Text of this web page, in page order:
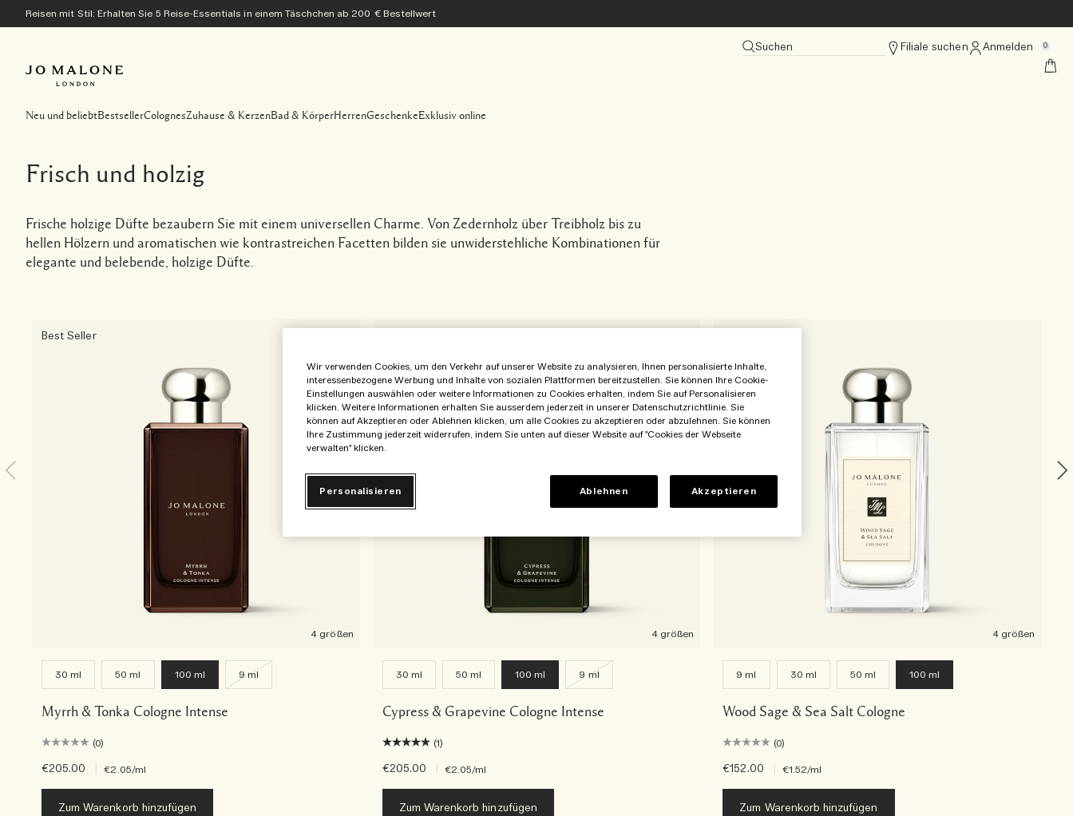
Reisen mit Stil: Erhalten Sie 5 Reise-Essentials in einem Täschchen ab 200 € Bestellwert
Suchen Filiale suchen Anmelden 0
Neu und beliebtBestsellerColognesZuhause & KerzenBad & KörperHerrenGeschenke Exklusiv online
Frisch und holzig
Frische holzige Düfte bezaubern Sie mit einem universellen Charme. Von Zedernholz über Treibholz bis zu
hellen Hölzern und aromatischen wie kontrastreichen Facetten bilden sie unwiderstehliche Kombinationen für
elegante und belebende, holzige Düfte.
Best Seller
4 größen
30 ml 50 ml 100 ml 9 ml
Myrrh & Tonka Cologne Intense
(0)
€205.00 €2.05/ml
Zum Warenkorb hinzufügen
4 größen
30 ml 50 ml 100 ml 9 ml
Cypress & Grapevine Cologne Intense
(1)
€205.00 €2.05/ml
Zum Warenkorb hinzufügen
4 größen
9 ml 30 ml 50 ml 100 ml
Wood Sage & Sea Salt Cologne
(0)
€152.00 €1.52/ml
Zum Warenkorb hinzufügen
Wir verwenden Cookies, um den Verkehr auf unserer Website zu analysieren, Ihnen personalisierte Inhalte,
interessenbezogene Werbung und Inhalte von sozialen Plattformen bereitzustellen. Sie können Ihre Cookie-
Einstellungen auswählen oder weitere Informationen zu Cookies erhalten, indem Sie auf Personalisieren
klicken. Weitere Informationen erhalten Sie ausserdem jederzeit in unserer Datenschutzrichtlinie. Sie
können auf Akzeptieren oder Ablehnen klicken, um alle Cookies zu akzeptieren oder abzulehnen. Sie können
Ihre Zustimmung jederzeit widerrufen, indem Sie unten auf dieser Website auf "Cookies der Webseite
verwalten" klicken.
Personalisieren Ablehnen Akzeptieren